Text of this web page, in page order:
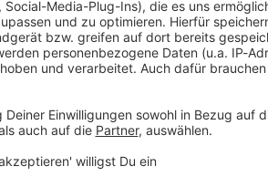
- ausverkauft.
gaben sich am vergangenen Freitag im
romantischer Ort für Hochzeiten gilt
Radiosender «Kiss 92.5» erzählte
gesammelt habe. 50 Fundstücke
gewesen seien.